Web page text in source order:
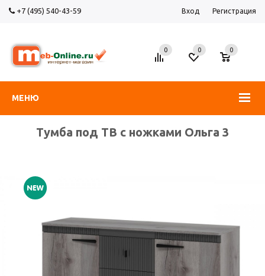
+7 (495) 540-43-59 Вход Регистрация
МЕНЮ
0 0
0
Тумба под ТВ с ножками Ольга 3